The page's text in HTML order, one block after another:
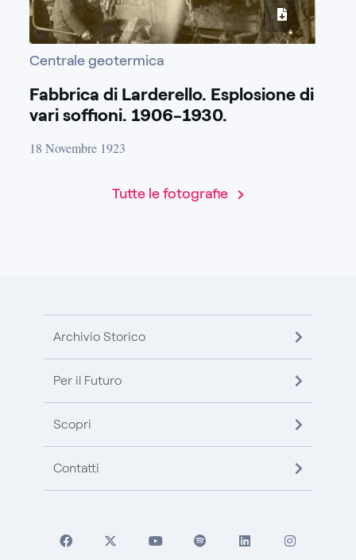
Centrale geotermica
Fabbrica di Larderello. Esplosione di
vari soffioni. 1906-1930.
18 Novembre 1923
Tutte le fotografie
Archivio Storico
Per il Futuro
Scopri
Contatti